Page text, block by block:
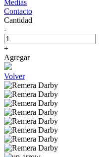
Medias
Contacto
Cantidad
-
+
Agregar
Volver